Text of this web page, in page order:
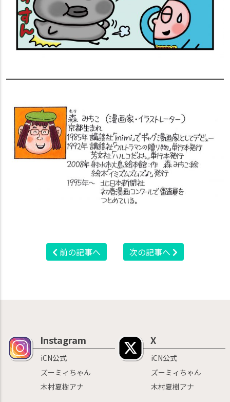
前の記事へ 次の記事へ
Instagram
iCN公式
ズーミィちゃん
木村夏樹アナ
X
iCN公式
ズーミィちゃん
木村夏樹アナ